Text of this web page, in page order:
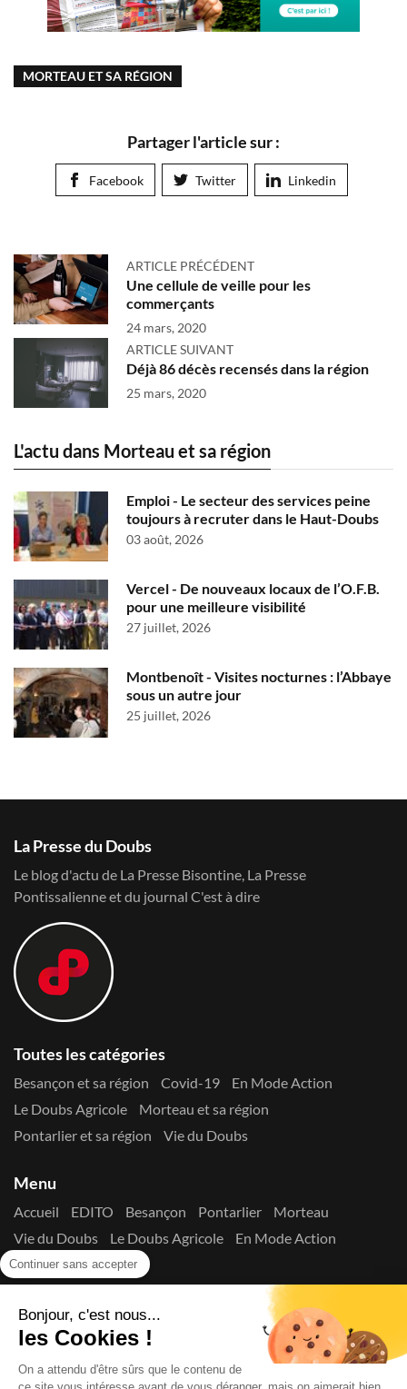
Continuer sans accepter
Bonjour, c'est nous...
les Cookies !
On a attendu d'être sûrs que le contenu de
ce site vous intéresse avant de vous déranger, mais on aimerait bien
MORTEAU ET SA RÉGION
Partager l'article sur :
Facebook Twitter Linkedin
ARTICLE PRÉCÉDENT
Une cellule de veille pour les
commerçants
24 mars, 2020
ARTICLE SUIVANT
Déjà 86 décès recensés dans la région
25 mars, 2020
L'actu dans Morteau et sa région
Emploi - Le secteur des services peine
toujours à recruter dans le Haut-Doubs
03 août, 2026
Vercel - De nouveaux locaux de l’O.F.B.
pour une meilleure visibilité
27 juillet, 2026
Montbenoît - Visites nocturnes : l’Abbaye
sous un autre jour
25 juillet, 2026
La Presse du Doubs
Le blog d'actu de La Presse Bisontine, La Presse
Pontissalienne et du journal C'est à dire
Toutes les catégories
Besançon et sa région Covid-19
En Mode Action
Le Doubs Agricole
Morteau et sa région
Pontarlier et sa région
Vie du Doubs
Menu
Accueil EDITO Besançon Pontarlier
Morteau
Vie du Doubs
Le Doubs Agricole
En Mode Action
Contactez-nous !
Suivez-nous sur les réseaux